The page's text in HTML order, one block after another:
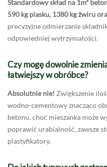
Standardowy skład na 1m³
590 kg piasku, 1380 kg żwiru
precyzyjne odmierzanie
odpowiedniej wytrzymałości.
Czy mogę dowolnie
łatwiejszy w obróbce?
Absolutnie nie! Zwiększenie
wodno-cementowy znacząco
betonu, choć mieszanka może
poprawić urabialność, zawsze
plastyfikatory.